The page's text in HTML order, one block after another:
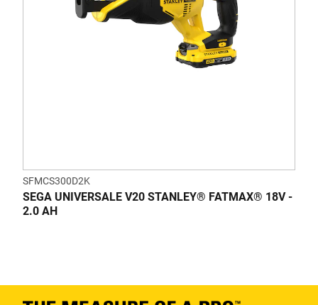
SFMCS300D2K
SEGA UNIVERSALE V20 STANLEY® FATMAX® 18V -
2.0 AH